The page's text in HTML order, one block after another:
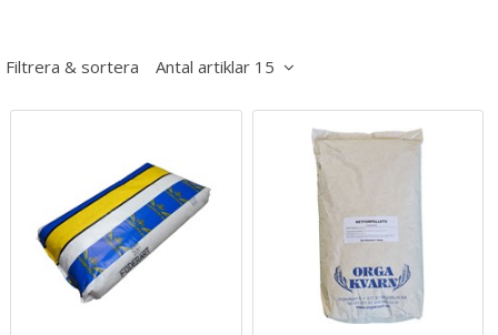
Filtrera & sortera Antal artiklar 15